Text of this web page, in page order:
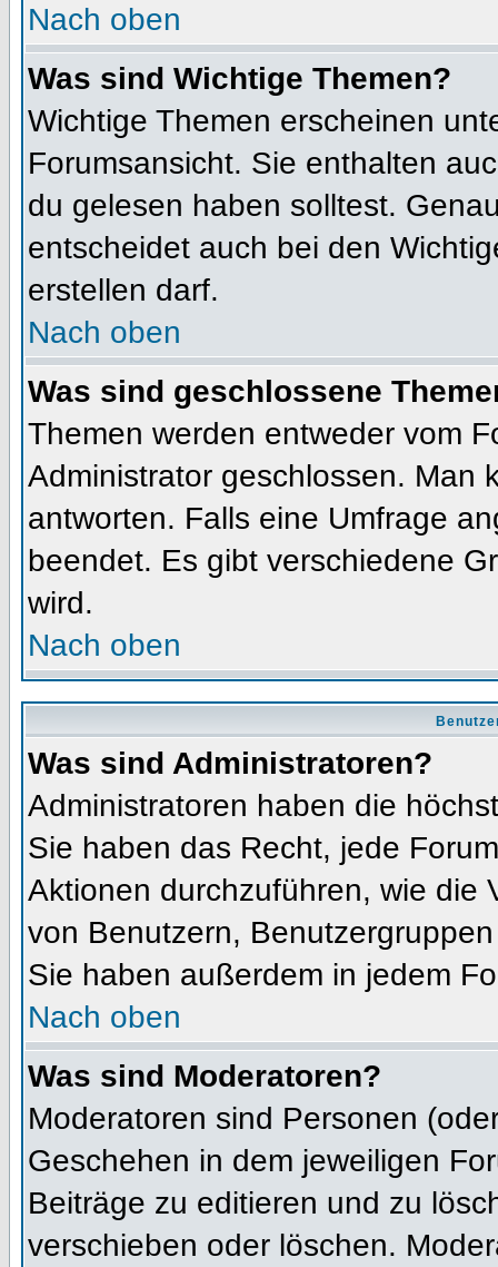
Nach oben
Was sind Wichtige Themen?
Wichtige Themen erscheinen
Forumsansicht. Sie enthalten
du gelesen haben solltest.
entscheidet auch bei den
erstellen darf.
Nach oben
Was sind geschlossene
Themen werden entweder vom
Administrator geschlossen. Man
antworten. Falls eine Umfrage
beendet. Es gibt verschiedene
wird.
Nach oben
Was sind Administratoren?
Administratoren haben die
Sie haben das Recht, jede
Aktionen durchzuführen, wie die
von Benutzern,
Sie haben außerdem in jedem
Nach oben
Was sind Moderatoren?
Moderatoren sind Personen
Geschehen in dem jeweiligen
Beiträge zu editieren und zu
verschieben oder löschen.